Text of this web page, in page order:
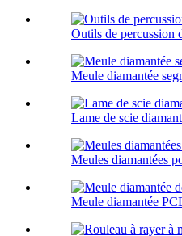
Outils de percussion
Meule diamantée
Lame de scie
Meules diamantées
Meule diamantée